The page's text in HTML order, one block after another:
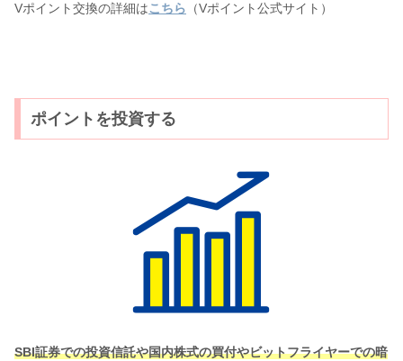
Vポイント交換の詳細はこちら （Vポイント公式サイト）
ポイントを投資する
SBI証券での投資信託や国内株式の買付やビットフライヤーでの暗